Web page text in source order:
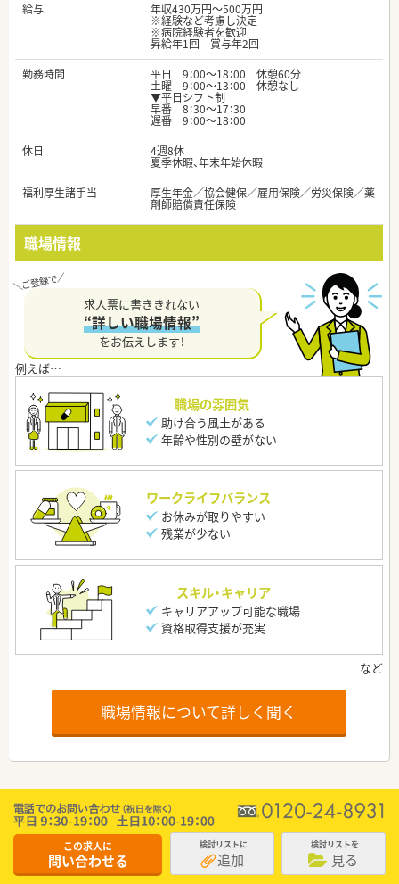
給与
年収430万円～500万円
※経験など考慮し決定
※病院経験者を歓迎
昇給年1回 賞与年2回
勤務時間
平日 9：00～18：00 休憩60分
土曜 9：00～13：00 休憩なし
▼平日シフト制
早番 8：30～17：30
遅番 9：00～18：00
休日
4週8休
夏季休暇、年末年始休暇
福利厚生諸手当
厚生年金／協会健保／雇用保険／労災保険／薬
剤師賠償責任保険
職場情報
求人票に書ききれない
“詳しい職場情報”
をお伝えします！
職場の雰囲気
助け合う風土がある
年齢や性別の壁がない
ワークライフバランス
お休みが取りやすい
残業が少ない
スキル・キャリア
キャリアアップ可能な職場
資格取得支援が充実
職場情報について詳しく聞く
この求人に
問い合わせる
検討リストに
追加
検討リストを
見る